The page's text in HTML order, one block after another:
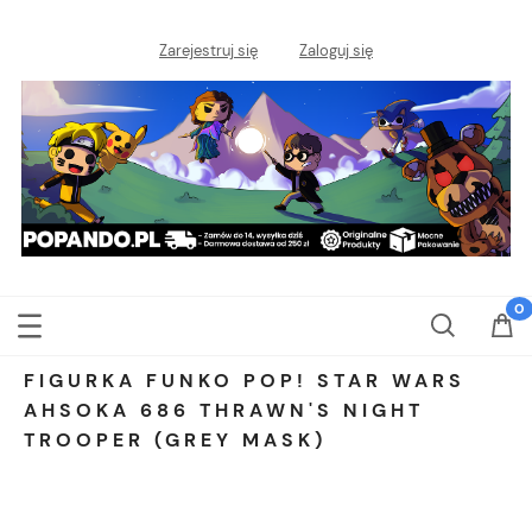
Zarejestruj się Zaloguj się
FIGURKA FUNKO POP! STAR WARS
AHSOKA 686 THRAWN'S NIGHT
TROOPER (GREY MASK)